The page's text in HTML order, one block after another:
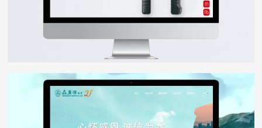
WEB DESIGN